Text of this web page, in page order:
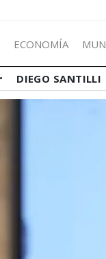
ECONOMÍA
DIEGO SANTILLI